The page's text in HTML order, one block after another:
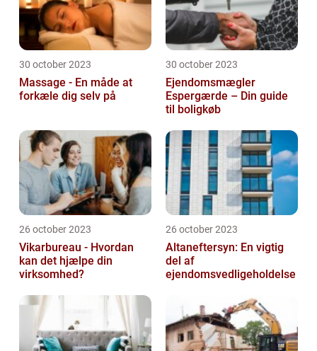
30 october 2023
Massage - En måde at
forkæle dig selv på
30 october 2023
Ejendomsmægler
Espergærde – Din guide
til boligkøb
26 october 2023
Vikarbureau - Hvordan
kan det hjælpe din
virksomhed?
26 october 2023
Altaneftersyn: En vigtig
del af
ejendomsvedligeholdelse